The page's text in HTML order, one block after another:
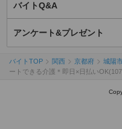
バイトQ&A
アンケート&プレゼント
バイトTOP 関西 京都府 城陽市
ートできる介護＊即日×日払い